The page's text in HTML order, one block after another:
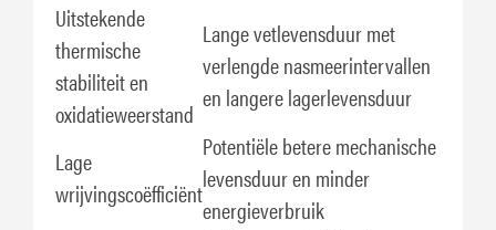
Uitstekende
thermische
stabiliteit en
oxidatieweerstand
Lange vetlevensduur met
verlengde nasmeerintervallen
en langere lagerlevensduur
Lage
wrijvingscoëfficiënt
Potentiële betere mechanische
levensduur en minder
energieverbruik